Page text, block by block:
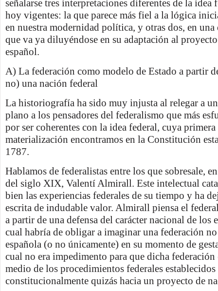
señalarse tres interpretaciones diferentes de la idea
hoy vigentes: la que parece más fiel a la lógica
en nuestra modernidad política, y otras dos, en
que va ya diluyéndose en su adaptación al
español.
A) La federación como modelo de Estado a partir
no) una nación federal
La historiografía ha sido muy injusta al relegar a
plano a los pensadores del federalismo que más
por ser coherentes con la idea federal, cuya
materialización encontramos en la Constitución
1787.
Hablamos de federalistas entre los que sobresale,
del siglo XIX, Valentí Almirall. Este intelectual
bien las experiencias federales de su tiempo y ha
escrita de indudable valor. Almirall piensa el
a partir de una defensa del carácter nacional de los
cual habría de obligar a imaginar una federación
española (o no únicamente) en su momento de
cual no era impedimento para que dicha
medio de los procedimientos federales establecidos
constitucionalmente quizás hacia un proyecto de